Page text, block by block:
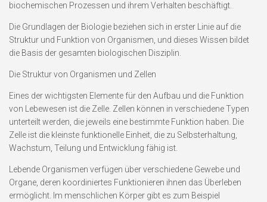
biochemischen Prozessen und ihrem Verhalten beschäftigt.
Die Grundlagen der Biologie beziehen sich in erster Linie auf die
Struktur und Funktion von Organismen, und dieses Wissen bildet
die Basis der gesamten biologischen Disziplin.
Die Struktur von Organismen und Zellen
Eines der wichtigsten Elemente für den Aufbau und die Funktion
von Lebewesen ist die Zelle. Zellen können in verschiedene Typen
unterteilt werden, die jeweils eine bestimmte Funktion haben. Die
Zelle ist die kleinste funktionelle Einheit, die zu Selbsterhaltung,
Wachstum, Teilung und Entwicklung fähig ist.
Lebende Organismen verfügen über verschiedene Gewebe und
Organe, deren koordiniertes Funktionieren ihnen das Überleben
ermöglicht. Im menschlichen Körper gibt es zum Beispiel